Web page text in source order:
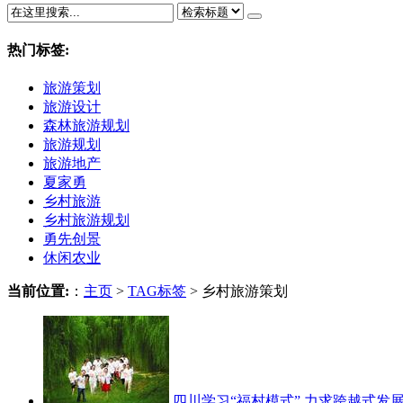
热门标签:
旅游策划
旅游设计
森林旅游规划
旅游规划
旅游地产
夏家勇
乡村旅游
乡村旅游规划
勇先创景
休闲农业
当前位置: ： 主页 > TAG标签 > 乡村旅游策划